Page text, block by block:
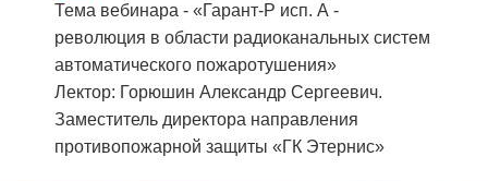
Тема вебинара - «Гарант-Р исп. А -
революция в области радиоканальных систем
автоматического пожаротушения»
Лектор: Горюшин Александр Сергеевич.
Заместитель директора направления
противопожарной защиты «ГК Этернис»